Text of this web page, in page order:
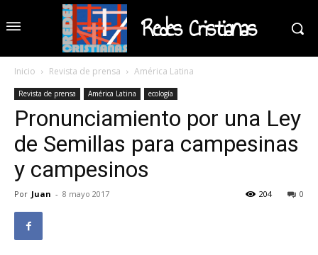
Redes Cristianas
Inicio Revista de prensa América Latina
Revista de prensa América Latina ecología
Pronunciamiento por una Ley
de Semillas para campesinas
y campesinos
Por Juan - 8 mayo 2017 0
204